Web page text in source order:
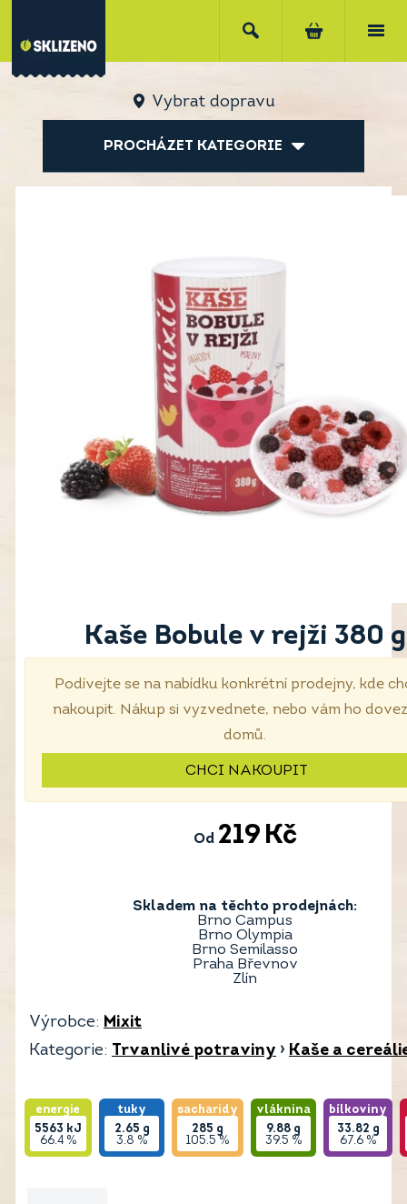
Vybrat dopravu
PROCHÁZET KATEGORIE
Kaše Bobule v rejži 380 g
Podívejte se na nabídku konkrétní prodejny, kde
nakoupit. Nákup si vyzvednete, nebo vám ho
domů.
CHCI NAKOUPIT
Od 219 Kč
Skladem na těchto prodejnách:
Brno Campus
Brno Olympia
Brno Semilasso
Praha Břevnov
Zlín
Výrobce: Mixit
Kategorie: Trvanlivé potraviny › Kaše a
energie
5563 kJ
66.4 %
tuky
2.65 g
3.8 %
sacharidy
285 g
105.5 %
vláknina
9.88 g
39.5 %
bílkoviny
33.82 g
67.6 %